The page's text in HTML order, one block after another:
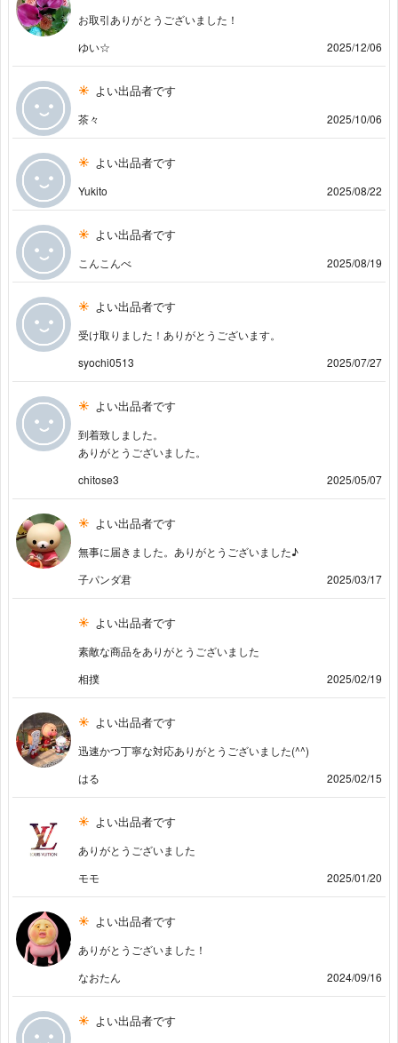
お取引ありがとうございました！
ゆい☆
2025/12/06
よい出品者です
茶々 2025/10/06
よい出品者です
Yukito 2025/08/22
よい出品者です
こんこんべ 2025/08/19
よい出品者です
受け取りました！ありがとうございます。
syochi0513
2025/07/27
よい出品者です
到着致しました。
ありがとうございました。
chitose3
2025/05/07
よい出品者です
無事に届きました。ありがとうございました♪
子パンダ君
2025/03/17
よい出品者です
素敵な商品をありがとうございました
相撲
2025/02/19
よい出品者です
迅速かつ丁寧な対応ありがとうございました(^^)
はる
2025/02/15
よい出品者です
ありがとうございました
モモ
2025/01/20
よい出品者です
ありがとうございました！
なおたん
2024/09/16
よい出品者です